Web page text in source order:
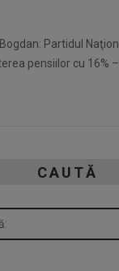
Partidul
pensiilor cu 16%
CAUTĂ